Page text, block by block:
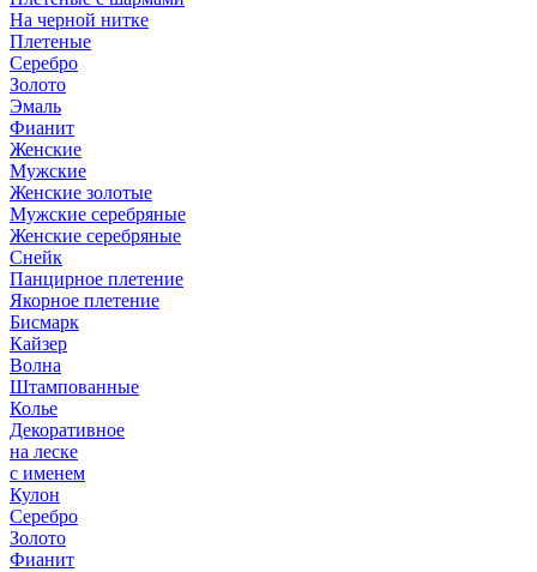
На черной нитке
Плетеные
Серебро
Золото
Эмаль
Фианит
Женские
Мужские
Женские золотые
Мужские серебряные
Женские серебряные
Снейк
Панцирное плетение
Якорное плетение
Бисмарк
Кайзер
Волна
Штампованные
Колье
Декоративное
на леске
с именем
Кулон
Серебро
Золото
Фианит